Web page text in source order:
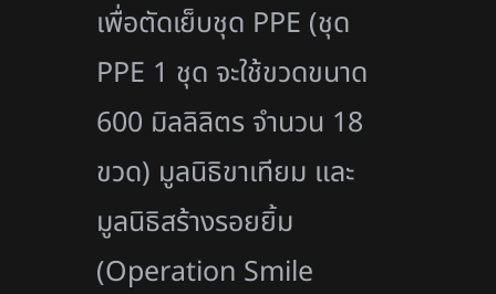
เพื่อตัดเย็บชุด PPE (ชุด
PPE 1 ชุด จะใช้ขวดขนาด
600 มิลลิลิตร จำนวน 18
ขวด) มูลนิธิขาเทียม และ
มูลนิธิสร้างรอยยิ้ม
(Operation Smile